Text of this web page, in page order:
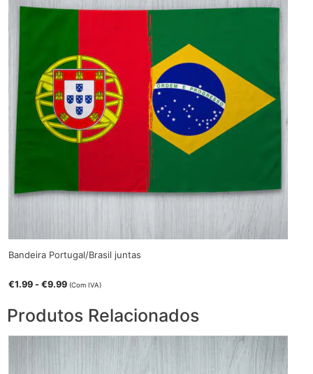
Bandeira Portugal/Brasil juntas
€1.99 -€9.99 (Com IVA)
Produtos Relacionados